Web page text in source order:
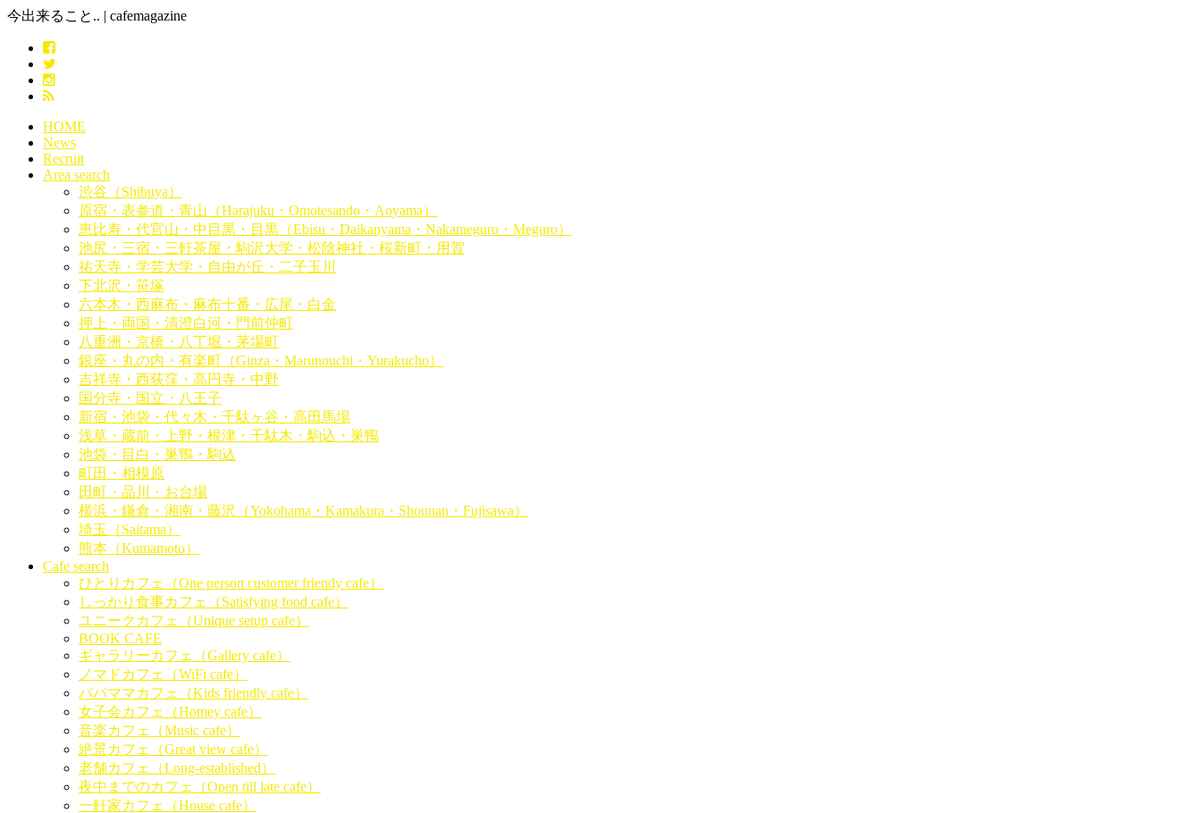
今出来ること.. | cafemagazine
HOME
News
Recruit
Area search
渋谷（Shibuya）
原宿・表参道・青山（Harajuku・Omotesando・Aoyama）
恵比寿・代官山・中目黒・目黒（Ebisu・Daikanyama・Nakameguro・Meguro）
池尻・三宿・三軒茶屋・駒沢大学・松陰神社・桜新町・用賀
祐天寺・学芸大学・自由が丘・二子玉川
下北沢・笹塚
六本木・西麻布・麻布十番・広尾・白金
押上・両国・清澄白河・門前仲町
八重洲・京橋・八丁堀・茅場町
銀座・丸の内・有楽町（Ginza・Marunouchi・Yurakucho）
吉祥寺・西荻窪・高円寺・中野
国分寺・国立・八王子
新宿・池袋・代々木・千駄ヶ谷・高田馬場
浅草・蔵前・上野・根津・千駄木・駒込・巣鴨
池袋・目白・巣鴨・駒込
町田・相模原
田町・品川・お台場
横浜・鎌倉・湘南・藤沢（Yokohama・Kamakura・Shounan・Fujisawa）
埼玉（Saitama）
熊本（Kumamoto）
Cafe search
ひとりカフェ（One person customer friendy cafe）
しっかり食事カフェ（Satisfying food cafe）
ユニークカフェ（Unique setup cafe）
BOOK CAFE
ギャラリーカフェ（Gallery cafe）
ノマドカフェ（WiFi cafe）
パパママカフェ（Kids friendly cafe）
女子会カフェ（Homey cafe）
音楽カフェ（Music cafe）
絶景カフェ（Great view cafe）
老舗カフェ（Long-established）
夜中までのカフェ（Open till late cafe）
一軒家カフェ（House cafe）